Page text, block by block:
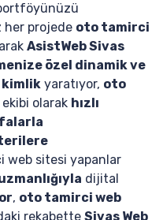
her projede oto tamirci
AsistWeb Sivas
özel dinamik ve
kimlik yaratıyor, oto
ekibi olarak hızlı
web sitesi yapanlar
dijital
, oto tamirci web
rekabette Sivas Web